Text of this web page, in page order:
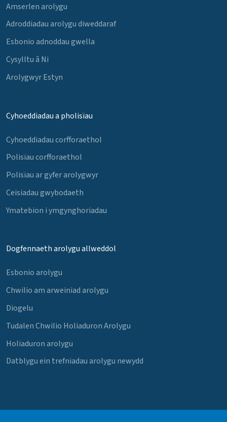
Amserlen arolygu
Adroddiadau arolygu diweddaraf
Esbonio adnoddau gwella
Cysylltu â Ni
Arolygwyr Estyn
Cyhoeddiadau a pholisïau
Cyhoeddiadau corfforaethol
Polisïau corfforaethol
Polisïau ar gyfer arolygwyr
Ceisiadau gwybodaeth
Ymatebion i ymgynghoriadau
Dogfennaeth arolygu allweddol
Esbonio arolygu
Chwilio am arweiniad arolygu
Diogelu
Tudalen Chwilio Holiaduron Arolygu
Holiaduron arolygu
Datblygu ein trefniadau arolygu newydd